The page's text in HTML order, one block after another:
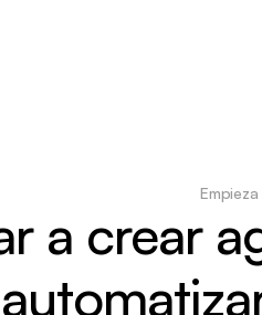
a crear